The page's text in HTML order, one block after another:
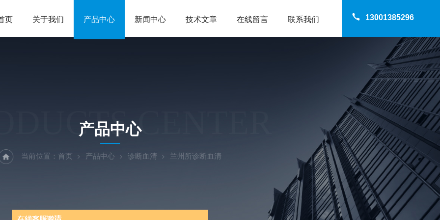
13001385296
页 关于我们 产品中心 新闻中心 技术文章 在线留言 联系我们
CENTER
产品中心
当前位置： 首页 产品中心 诊断血清 兰州所诊断血清